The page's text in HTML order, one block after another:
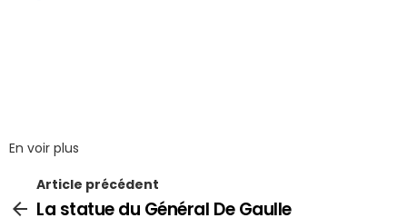
En voir plus
Article précédent
La statue du Général De Gaulle